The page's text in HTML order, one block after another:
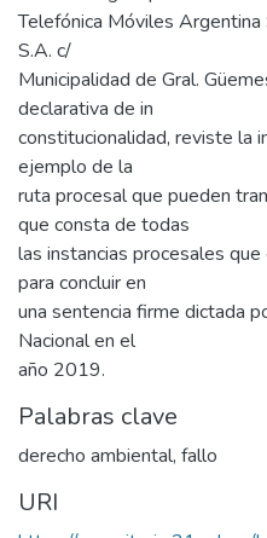
Telefónica Móviles
S.A. c/
Municipalidad de Gral.
declarativa de in
constitucionalidad, reviste la
ejemplo de la
ruta procesal que pueden
que consta de todas
las instancias procesales
para concluir en
una sentencia firme dictada
Nacional en el
año 2019.
Palabras clave
derecho ambiental, fallo
URI